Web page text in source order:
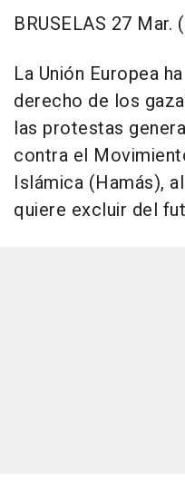
BRUSELAS 27 Mar.
La Unión Europea
derecho de los
las protestas
contra el
Islámica (Hamás),
quiere excluir del